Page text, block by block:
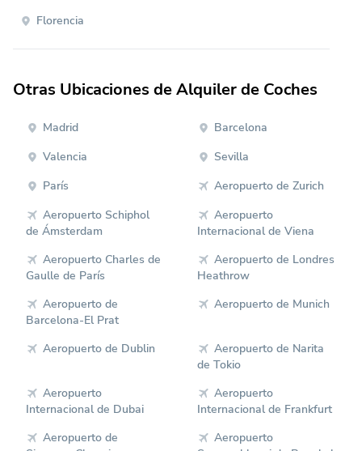
Florencia
Otras Ubicaciones de Alquiler de Coches
Madrid
Barcelona
Valencia
Sevilla
París
Aeropuerto de Zurich
Aeropuerto Schiphol
de Ámsterdam
Aeropuerto
Internacional de Viena
Aeropuerto Charles de
Gaulle de París
Aeropuerto de Londres
Heathrow
Aeropuerto de
Barcelona-El Prat
Aeropuerto de Munich
Aeropuerto de Dublin
Aeropuerto de Narita
de Tokio
Aeropuerto
Internacional de Dubai
Aeropuerto
Internacional de Frankfurt
Aeropuerto de
Aeropuerto